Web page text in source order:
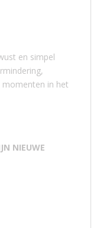
en simpel
momenten in het
NIEUWE